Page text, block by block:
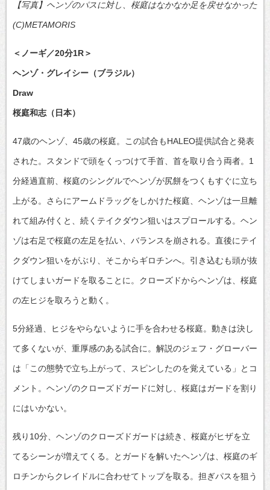
【写真】ヘンゾのパスに対し、桜庭はなかなか足を戻せなかった
(C)METAMORIS
＜ノーギ／20分1R＞
ヘンゾ・グレイシー（ブラジル）
Draw
桜庭和志（日本）
47歳のヘンゾ、45歳の桜庭。この試合もHALEO提供試合と発表
された。スタンドで頭をくっつけて手首、首を取り合う両者。1
分経過直前、桜庭のシングルでヘンゾが尻餅をつくもすぐに立ち
上がる。さらにアームドラッグをしかけた桜庭、ヘンゾは一旦離
れて組み付くと、続くテイクダウン狙いはスプロールする。ヘン
ゾは右足で桜庭の左足を払い、バランスを崩される。直後にテイ
クダウン狙いをがぶり、そこからギロチンへ。引き込むも頭が抜
けてしまいガードを取ることに。クローズドからヘンゾは、桜庭
の左ヒジを取ろうと動く。
5分経過、ヒジをやらないように手を合わせる桜庭。動きは決し
て多くないが、重厚感のある試合に。解説のジェフ・グローバー
は「この態勢で立ち上がって、スピンしたのを覚えている」とコ
メント。ヘンゾのクローズドガードに対し、桜庭はガードを割り
にはいかない。
残り10分、ヘンゾのクローズドガードは続き、桜庭がヒザを立
てるシーンが増えてくる。とガードを解いたヘンゾは、桜庭のギ
ロチンからクレイドルに合わせてトップを取る。担ぎパスを狙う